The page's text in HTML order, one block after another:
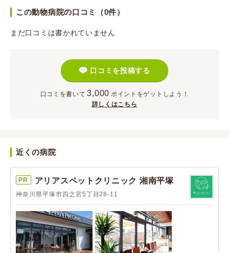
この動物病院の口コミ（0件）
まだ口コミは書かれていません
口コミを投稿する
口コミを書いて 3,000 ポイント をゲットしよう！
詳しくはこちら
近くの病院
PR アリアスペットクリニック 湘南平塚
神奈川県平塚市四之宮5丁目28-11